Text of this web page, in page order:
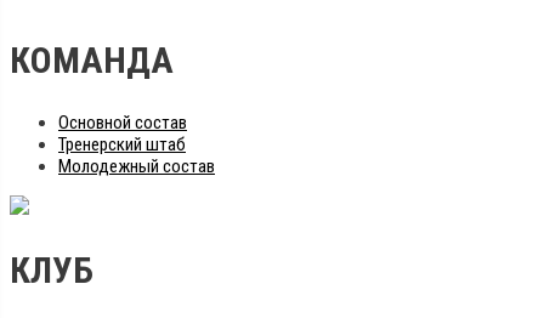
КОМАНДА
Основной состав
Тренерский штаб
Молодежный состав
КЛУБ